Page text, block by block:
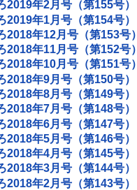
2019年2月号（第155号）
2019年1月号（第154号）
2018年12月号（第153号）
2018年11月号（第152号）
2018年10月号（第151号）
2018年9月号（第150号）
2018年8月号（第149号）
2018年7月号（第148号）
2018年6月号（第147号）
2018年5月号（第146号）
2018年4月号（第145号）
2018年3月号（第144号）
2018年2月号（第143号）